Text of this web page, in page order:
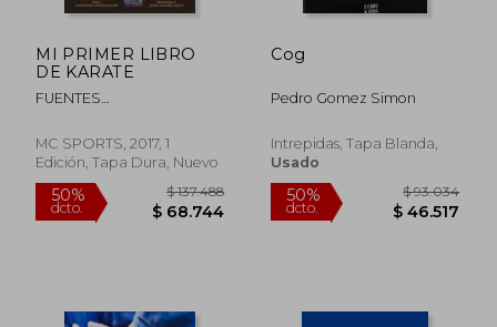
$ 41.006
MI PRIMER LIBRO
DE KARATE
FUENTES
MC SPORTS, 2017, 1
Edición, Tapa Dura, Nuevo
Cog
Pedro Gomez Simon
Intrepidas, Tapa Blanda,
Usado